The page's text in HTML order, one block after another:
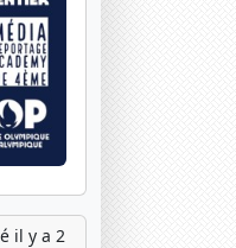
il y a 2